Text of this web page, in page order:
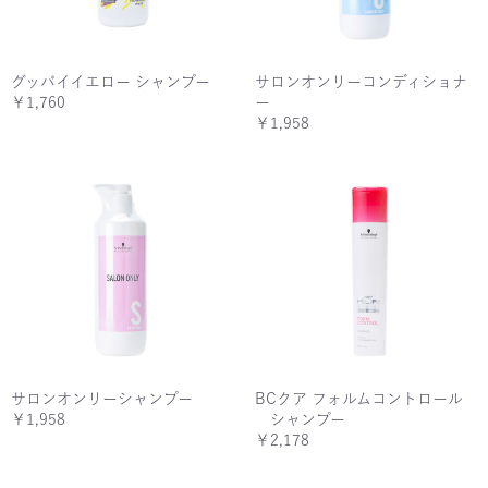
グッバイイエロー シャンプー
￥1,760
サロンオンリーコンディショナ
ー
￥1,958
サロンオンリーシャンプー
￥1,958
BCクア フォルムコントロール
シャンプー
￥2,178